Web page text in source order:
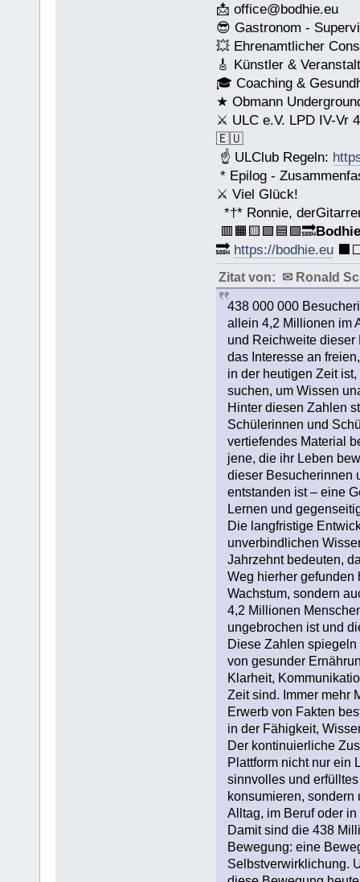
📩 office@bodhie.eu
😎 Gastronom -
💥 Ehrenamtlicher
🎸 Künstler &
🎓 Coaching &
★ Obmann
⚔ ULC e.V. LPD IV-Vr
🇪🇺
☝ ULClub Regeln:
* Epilog -
⚔ Viel Glück!
*†* Ronnie,
🟥🟧🟨🟩🟦🟪🔜Bodhie
🔜 https://bodhie.eu
Zitat von: ✉ Ronald
438 000 000
allein 4,2 Millionen im
und Reichweite dieser
das Interesse an
in der heutigen Zeit
suchen, um Wissen
Hinter diesen Zahlen
Schülerinnen und
vertiefendes Material
jene, die ihr Leben
dieser Besucherinnen
entstanden ist – eine
Lernen und
Die langfristige
unverbindlichen
Jahrzehnt bedeuten,
Weg hierher gefunden
Wachstum, sondern
4,2 Millionen
ungebrochen ist und
Diese Zahlen
von gesunder
Klarheit,
Zeit sind. Immer mehr
Erwerb von Fakten
in der Fähigkeit,
Der kontinuierliche
Plattform nicht nur ein
sinnvolles und
konsumieren,
Alltag, im Beruf oder
Damit sind die 438
Bewegung: eine
Selbstverwirklichung.